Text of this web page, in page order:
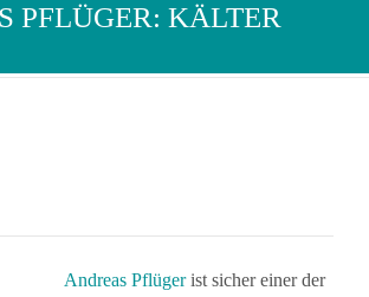
PFLÜGER: KÄLTER
Andreas Pflügerist sicher einer der